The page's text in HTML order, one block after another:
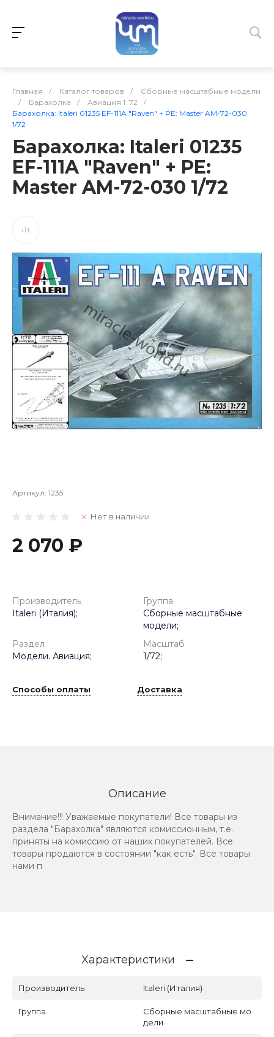
Главная / Каталог товаров /
Сборные масштабные модели
/
Барахолка / Авиация 1: 72
/
Барахолка: Italeri 01235 EF-111A "Raven" + PE: Master AM-72-030
1/72
Барахолка: Italeri 01235
EF-111A "Raven" + PE:
Master AM-72-030 1/72
Артикул: 1235
Нет в наличии
2 070 ₽
Производитель
Italeri (Италия);
Группа
Сборные масштабные
модели;
Раздел
Модели. Авиация;
Масштаб
1/72;
Способы оплаты Доставка
Описание
Внимание!!! Уважаемые покупатели! Все товары из
раздела "Барахолка" являются комиссионным, т.е.
приняты на комиссию от наших покупателей. Все
товары продаются в состоянии "как есть". Все товары
нами п
Характеристики
Производитель Italeri (Италия)
Группа
Сборные масштабные мо
дели